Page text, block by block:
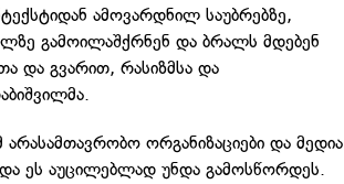
ამოვარდნილ საუბრებზე,
გამოილაშქრნენ და ბრალს მდებენ
და გვარით, რასიზმსა და
ორგანიზაციები და მედია
ეს აუცილებლად უნდა გამოსწორდეს.